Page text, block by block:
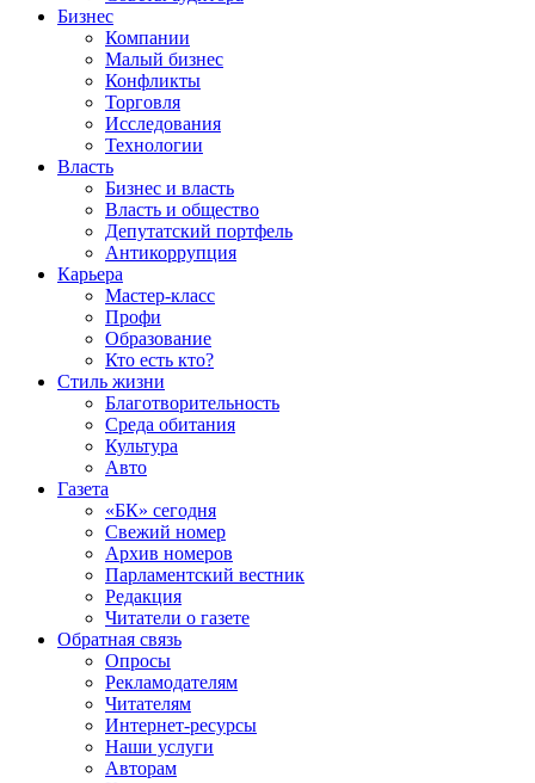
Бизнес
Компании
Малый бизнес
Конфликты
Торговля
Исследования
Технологии
Власть
Бизнес и власть
Власть и общество
Депутатский портфель
Антикоррупция
Карьера
Мастер-класс
Профи
Образование
Кто есть кто?
Стиль жизни
Благотворительность
Среда обитания
Культура
Авто
Газета
«БК» сегодня
Свежий номер
Архив номеров
Парламентский вестник
Редакция
Читатели о газете
Обратная связь
Опросы
Рекламодателям
Читателям
Интернет-ресурсы
Наши услуги
Авторам